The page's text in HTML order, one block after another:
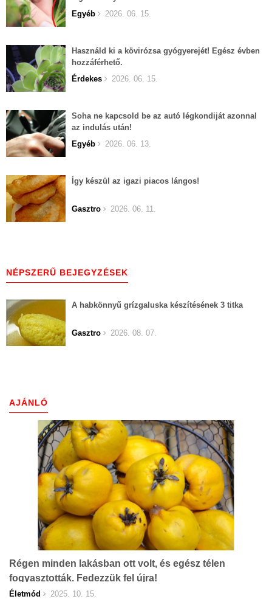
Egyéb
2026. 06. 15.
Használd ki a kövirózsa gyógyerejét! Egész évben
hozzáférhető.
Érdekes
2026. 06. 15.
Soha ne kapcsold be az autó légkondiját azonnal
az indulás után!
Egyéb
2026. 06. 13.
Így készül az igazi piacos lángos!
Gasztro 2026. 06. 11.
NÉPSZERŰ BEJEGYZÉSEK
A habkönnyű grízgaluska készítésének 3 titka
Gasztro 2026. 08. 07.
AJÁNLÓ
Régen minden lakásban ott volt, és egész télen
fogyasztották. Fedezzük fel újra!
Életmód 2025. 10. 15.